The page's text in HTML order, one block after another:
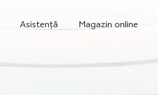
Asistență Magazin online